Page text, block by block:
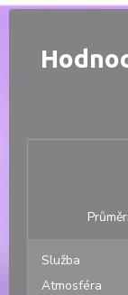
Panel pro správu
DUETTO
Služba
Atmosféra